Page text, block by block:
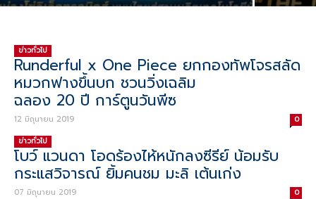
ข่าวทั่วไป
Runderful x One Piece ยกกองทัพโจรสลัด
หมวกฟางขึ้นบก ชวนวิ่งเฉลิม
ฉลอง 20 ปี การ์ตูนวันพีซ
12 มิถุนายน 2019 0
ข่าวทั่วไป
โบว์ แวนดา โอดร้องไห้หนักลงซีรีย์ น้อมรับ
กระแสวิจารณ์ ยิ้มคนชม มะลิ เต้นเก่ง
07 มิถุนายน 2019 0